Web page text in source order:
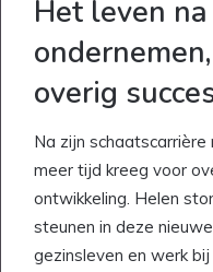
Het leven
overig
Na zijn
meer tijd kreeg voor
ontwikkeling. Helen
steunen in deze
gezinsleven en werk